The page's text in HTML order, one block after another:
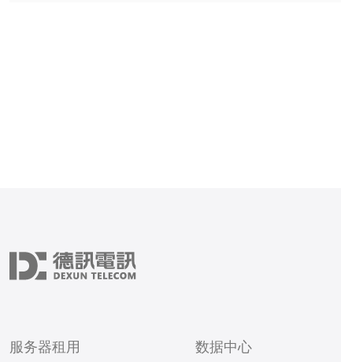
服务器租用 数据中心